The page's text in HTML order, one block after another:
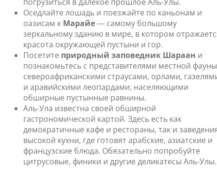
погрузиться в далекое прошлое Аль-Улы.
Оседлайте лошадь и поезжайте по каньонам и
оазисам к Марайе― самому большому
зеркальному зданию в мире, в котором
красота окружающей пустыни и гор.
Посетите природный заповедник Шараан и
познакомьтесь с представителями местной
североафриканскими страусами, орлами,
и аравийскими леопардами, населяющими
обширные пустынные равнины.
Аль-Ула известна своей обширной
гастрономической картой. Здесь есть как
демократичные кафе и рестораны, так и
высокой кухни, где готовят арабские, азиатские и
французские блюда. Обязательно попробуйте
цитрусовые, финики и другие деликатесы Аль-Улы.